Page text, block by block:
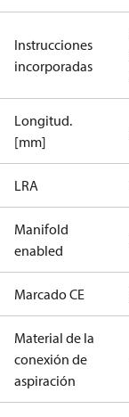
Instrucciones
incorporadas
Longitud.
[mm]
LRA
Manifold
enabled
Marcado CE
Material de la
conexión de
aspiración